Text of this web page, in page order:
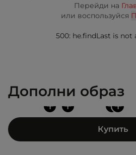
Перейди на
или воспользуйся
500: he.findLast is not
Дополни образ
+
+ +
+
Купить